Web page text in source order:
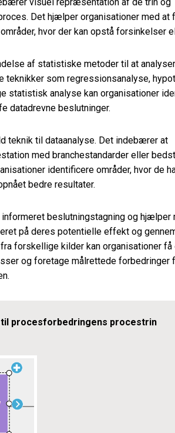
Det hjælper organisationer med at
hvor der kan opstå forsinkelser
af statistiske metoder til at
teknikker som regressionsanalyse,
statistisk analyse kan organisationer
datadrevne beslutninger.
teknik til dataanalyse. Det indebærer at
med branchestandarder eller
identificere områder, hvor de
bedre resultater.
beslutningstagning og hjælper
på deres potentielle effekt og
forskellige kilder kan organisationer få
og foretage målrettede forbedringer
procesforbedringens procestrin